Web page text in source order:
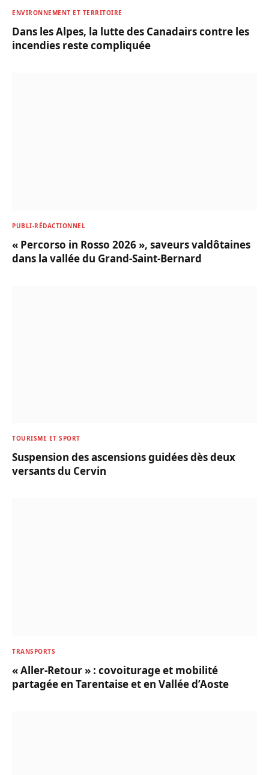
ENVIRONNEMENT ET TERRITOIRE
Dans les Alpes, la lutte des Canadairs contre les
incendies reste compliquée
PUBLI-RÉDACTIONNEL
« Percorso in Rosso 2026 », saveurs valdôtaines
dans la vallée du Grand-Saint-Bernard
TOURISME ET SPORT
Suspension des ascensions guidées dès deux
versants du Cervin
TRANSPORTS
« Aller-Retour » : covoiturage et mobilité
partagée en Tarentaise et en Vallée d’Aoste